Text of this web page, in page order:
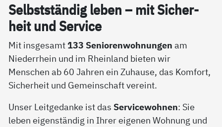
Selbst­stän­dig le­ben – mit Si­cher­
heit und Ser­vice
Mit insgesamt 133 Seniorenwohnungen am
Niederrhein und im Rheinland bieten wir
Menschen ab 60 Jahren ein Zuhause, das Komfort,
Sicherheit und Gemeinschaft vereint.
Unser Leitgedanke ist das Servicewohnen: Sie
leben eigenständig in Ihrer eigenen Wohnung und